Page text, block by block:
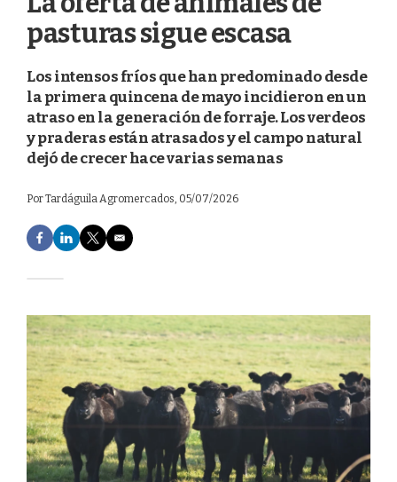
pasturas sigue escasa
Los intensos fríos que han predominado desde
la primera quincena de mayo incidieron en un
atraso en la generación de forraje. Los verdeos
y praderas están atrasados y el campo natural
dejó de crecer hace varias semanas
PorTardáguila Agromercados, 05/07/2026
F
a
e
o
o
k
L
i
d
I
n
T
w
e
r
E
m